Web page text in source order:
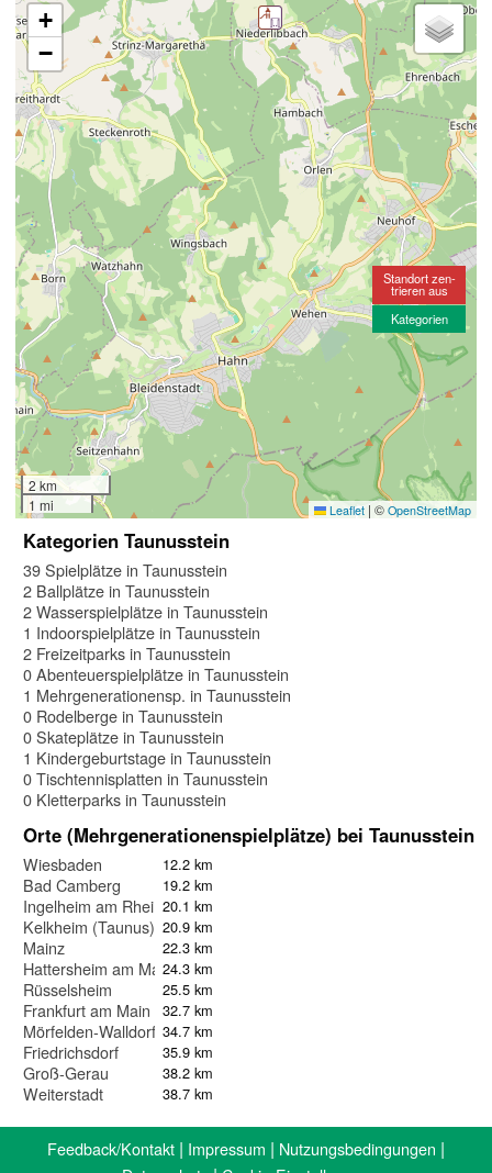
+
−
2 km
1 mi
Leaflet | © OpenStreetMap
Standort zen-
trieren aus
Kategorien
Kategorien Taunusstein
39 Spielplätze in Taunusstein
2 Ballplätze in Taunusstein
2 Wasserspielplätze in Taunusstein
1 Indoorspielplätze in Taunusstein
2 Freizeitparks in Taunusstein
0 Abenteuerspielplätze in Taunusstein
1 Mehrgenerationensp. in Taunusstein
0 Rodelberge in Taunusstein
0 Skateplätze in Taunusstein
1 Kindergeburtstage in Taunusstein
0 Tischtennisplatten in Taunusstein
0 Kletterparks in Taunusstein
Orte (Mehrgenerationenspielplätze) bei Taunusstein
Wiesbaden 12.2 km
Bad Camberg 19.2 km
Ingelheim am Rhein 20.1 km
Kelkheim (Taunus) 20.9 km
Mainz 22.3 km
Hattersheim am Main24.3 km
Rüsselsheim 25.5 km
Frankfurt am Main 32.7 km
Mörfelden-Walldorf 34.7 km
Friedrichsdorf 35.9 km
Groß-Gerau 38.2 km
Weiterstadt 38.7 km
Feedback/Kontakt | Impressum | Nutzungsbedingungen |